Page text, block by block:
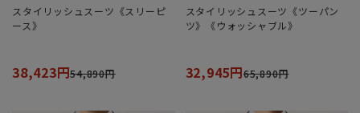
スタイリッシュスーツ《スリーピ
ース》
38,423円54,890円
スタイリッシュスーツ《ツーパン
ツ》《ウォッシャブル》
32,945円65,890円